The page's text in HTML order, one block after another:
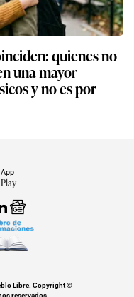
quienes no
una mayor
y no es por
Libre. Copyright ©
reservados